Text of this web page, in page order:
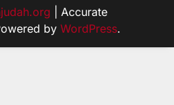
| Accurate
by WordPress.